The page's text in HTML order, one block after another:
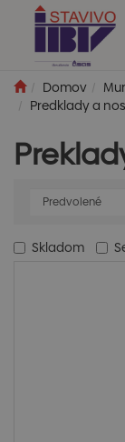
Domov
Predklady a
Skladom